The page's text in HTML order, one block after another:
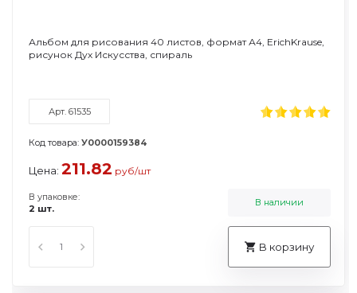
Альбом для рисования 40 листов, формат А4, ErichKrause,
рисунок Дух Искусства, спираль
Арт. 61535
Код товара: У0000159384
Цена: 211.82 руб/шт
В упаковке:
2 шт.
В наличии
В корзину